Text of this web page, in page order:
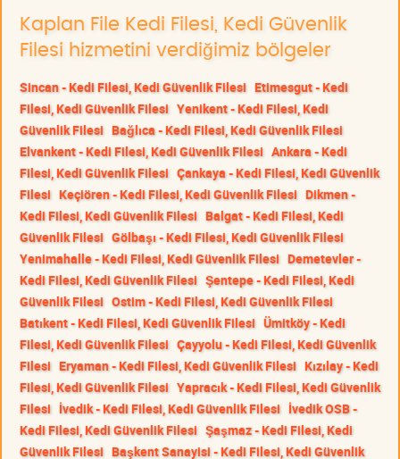
Kaplan File Kedi Filesi, Kedi Güvenlik
Filesi hizmetini verdiğimiz bölgeler
Sincan - Kedi Filesi, Kedi Güvenlik Filesi Etimesgut - Kedi
Filesi, Kedi Güvenlik Filesi Yenikent - Kedi Filesi, Kedi
Güvenlik Filesi Bağlıca - Kedi Filesi, Kedi Güvenlik Filesi
Elvankent - Kedi Filesi, Kedi Güvenlik Filesi Ankara - Kedi
Filesi, Kedi Güvenlik Filesi Çankaya - Kedi Filesi, Kedi Güvenlik
Filesi Keçiören - Kedi Filesi, Kedi Güvenlik Filesi Dikmen -
Kedi Filesi, Kedi Güvenlik Filesi Balgat - Kedi Filesi, Kedi
Güvenlik Filesi Gölbaşı - Kedi Filesi, Kedi Güvenlik Filesi
Yenimahalle - Kedi Filesi, Kedi Güvenlik Filesi Demetevler -
Kedi Filesi, Kedi Güvenlik Filesi Şentepe - Kedi Filesi, Kedi
Güvenlik Filesi Ostim - Kedi Filesi, Kedi Güvenlik Filesi
Batıkent - Kedi Filesi, Kedi Güvenlik Filesi Ümitköy - Kedi
Filesi, Kedi Güvenlik Filesi Çayyolu - Kedi Filesi, Kedi Güvenlik
Filesi Eryaman - Kedi Filesi, Kedi Güvenlik Filesi Kızılay - Kedi
Filesi, Kedi Güvenlik Filesi Yapracık - Kedi Filesi, Kedi Güvenlik
Filesi İvedik - Kedi Filesi, Kedi Güvenlik Filesi İvedik OSB -
Kedi Filesi, Kedi Güvenlik Filesi Şaşmaz - Kedi Filesi, Kedi
Güvenlik Filesi Başkent Sanayisi - Kedi Filesi, Kedi Güvenlik